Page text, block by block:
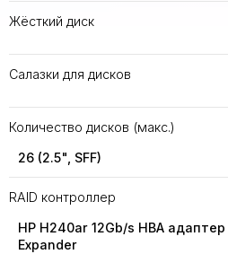
Жёсткий диск
Салазки для дисков
Количество дисков (макс.)
26 (2.5", SFF)
RAID контроллер
HP H240ar 12Gb/s HBA адаптер
Expander